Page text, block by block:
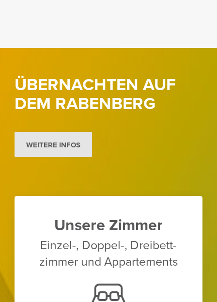
ÜBERNACHTEN AUF
DEM RABEN­BERG
WEITERE INFOS
Unsere Zimmer
Einzel-, Doppel-, Drei­bett­
zimmer und Appar­te­ments